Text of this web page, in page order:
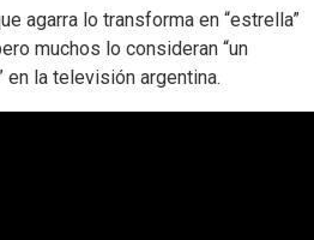
agarra lo transforma en “estrella”
muchos lo consideran “un
en la televisión argentina.